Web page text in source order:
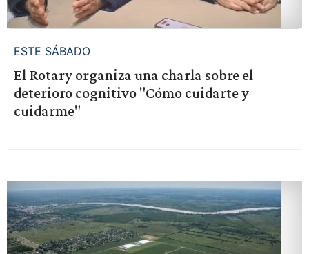
ESTE SÁBADO
El Rotary organiza una charla sobre el
deterioro cognitivo "Cómo cuidarte y
cuidarme"